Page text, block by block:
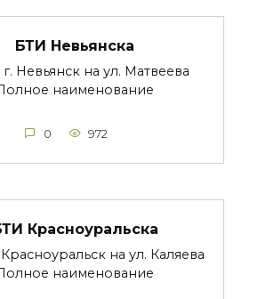
БТИ Невьянска
Невьянск на ул. Матвеева
наименование
0 972
Красноуральска
на ул. Каляева
наименование